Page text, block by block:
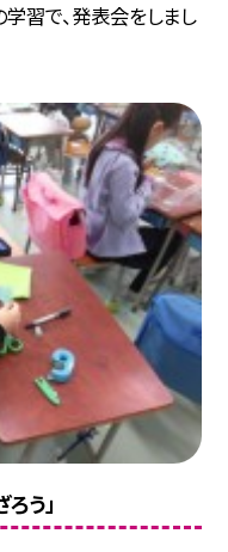
学習で、発表会をしまし
う」